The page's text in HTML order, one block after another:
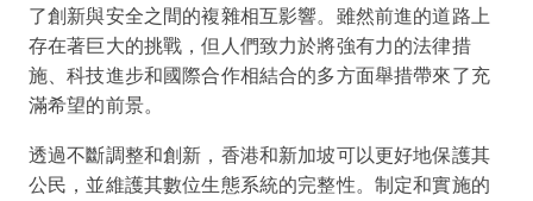
了創新與安全之間的複雜相互影響。雖然前進的道路上
存在著巨大的挑戰，但人們致力於將強有力的法律措
施、科技進步和國際合作相結合的多方面舉措帶來了充
滿希望的前景。
透過不斷調整和創新，香港和新加坡可以更好地保護其
公民，並維護其數位生態系統的完整性。制定和實施的